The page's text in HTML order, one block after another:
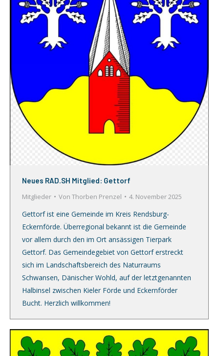
Neues RAD.SH Mitglied: Gettorf
Mitglieder
Von Thorben Prenzel 4. November 2025
Gettorf ist eine Gemeinde im Kreis Rendsburg-
Eckernförde. Überregional bekannt ist die Gemeinde
vor allem durch den im Ort ansässigen Tierpark
Gettorf. Das Gemeindegebiet von Gettorf erstreckt
sich im Landschaftsbereich des Naturraums
Schwansen, Dänischer Wohld, auf der letztgenannten
Halbinsel zwischen Kieler Förde und Eckernförder
Bucht. Herzlich willkommen!